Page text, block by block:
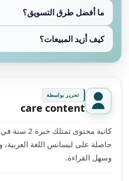
ما أفضل طرق التسويق؟
كيف أزيد المبيعات؟
تحرير بواسطة
care content
كاتبة محتوى
حاصلة على ليسانس اللغة
وسهل القراءة.